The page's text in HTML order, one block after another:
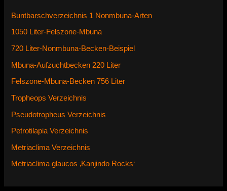
Buntbarschverzeichnis 1 Nonmbuna-Arten
1050 Liter-Felszone-Mbuna
720 Liter-Nonmbuna-Becken-Beispiel
Mbuna-Aufzuchtbecken 220 Liter
Felszone-Mbuna-Becken 756 Liter
Tropheops Verzeichnis
Pseudotropheus Verzeichnis
Petrotilapia Verzeichnis
Metriaclima Verzeichnis
Metriaclima glaucos ‚Kanjindo Rocks‘